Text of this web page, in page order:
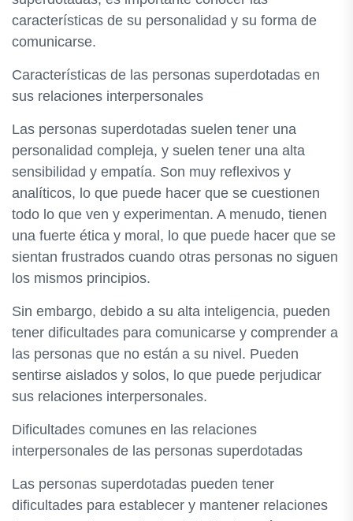
características de su personalidad y su forma de
comunicarse.
Características de las personas superdotadas en
sus relaciones interpersonales
Las personas superdotadas suelen tener una
personalidad compleja, y suelen tener una alta
sensibilidad y empatía. Son muy reflexivos y
analíticos, lo que puede hacer que se cuestionen
todo lo que ven y experimentan. A menudo, tienen
una fuerte ética y moral, lo que puede hacer que se
sientan frustrados cuando otras personas no siguen
los mismos principios.
Sin embargo, debido a su alta inteligencia, pueden
tener dificultades para comunicarse y comprender a
las personas que no están a su nivel. Pueden
sentirse aislados y solos, lo que puede perjudicar
sus relaciones interpersonales.
Dificultades comunes en las relaciones
interpersonales de las personas superdotadas
Las personas superdotadas pueden tener
dificultades para establecer y mantener relaciones